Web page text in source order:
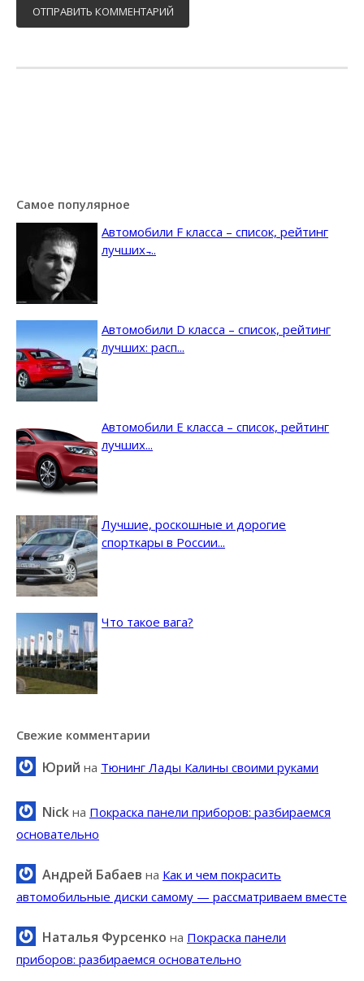
Самое популярное
Автомобили F класса – список, рейтинг
лучших ̵...
Автомобили D класса – список, рейтинг
лучших: расп...
Автомобили E класса – список, рейтинг
лучших...
Лучшие, роскошные и дорогие
спорткары в России...
Что такое вага?
Свежие комментарии
Юрий на Тюнинг Лады Калины своими руками
Nick на Покраска панели приборов: разбираемся
основательно
Андрей Бабаев на Как и чем покрасить
автомобильные диски самому — рассматриваем вместе
Наталья Фурсенко на Покраска панели
приборов: разбираемся основательно